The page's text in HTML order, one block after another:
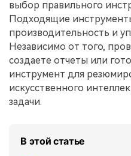
Издательство
Фрилансер
Все Функции PDF
выбор правильного
Подходящие
производительность и
Независимо от того,
создаете отчеты или
инструмент для
искусственного
задачи.
В этой статье